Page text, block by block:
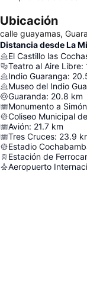
Ubicación
calle guayamas,
Distancia desde La
El Castillo las
Teatro al Aire Libre:
Indio Guaranga:
Museo del Indio
Guaranda: 20.8 km
Monumento a
Coliseo Municipal
Avión: 21.7 km
Tres Cruces: 23.9
Estadio
Estación de
Aeropuerto